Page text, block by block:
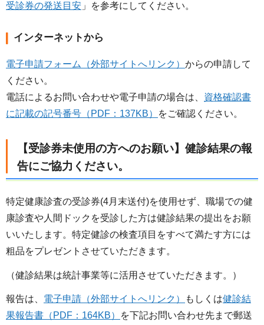
受診券の発送目安 」を参考にしてください。
インターネットから
電子申請フォーム（外部サイトへリンク） からの申請して
ください。
電話によるお問い合わせや電子申請の場合は、 資格確認書
に記載の記号番号（PDF：137KB）
をご確認ください。
【受診券未使用の方へのお願い】健診結果の報
告にご協力ください。
特定健康診査の受診券(4月末送付)を使用せず、職場での健
康診査や人間ドックを受診した方は健診結果の提出をお願
いいたします。特定健診の検査項目をすべて満たす方には
粗品をプレゼントさせていただきます。
（健診結果は統計事業等に活用させていただきます。）
報告は、 電子申請（外部サイトへリンク） もしくは健診結
果報告書（PDF：164KB）
を下記お問い合わせ先まで郵送